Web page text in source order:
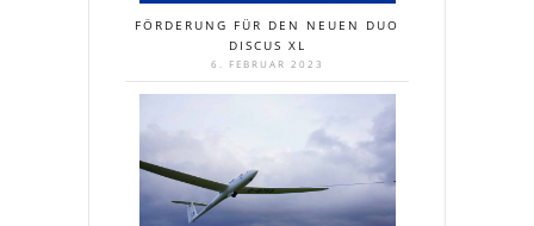
FÖRDERUNG FÜR DEN NEUEN DUO
DISCUS XL
6. FEBRUAR 2023